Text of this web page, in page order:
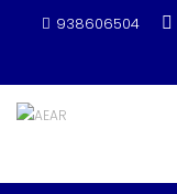
938606504